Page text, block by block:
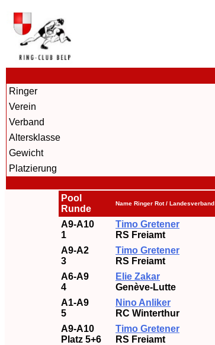
Ringer
Verein
Verband
Altersklasse
Gewicht
Platzierung
Pool
Runde
Name Ringer Rot / Landesverband
A9-A10
1
Timo Gretener
RS Freiamt
A9-A2
3
Timo Gretener
RS Freiamt
A6-A9
4
Elie Zakar
Genève-Lutte
A1-A9
5
Nino Anliker
RC Winterthur
A9-A10
Platz 5+6
Timo Gretener
RS Freiamt